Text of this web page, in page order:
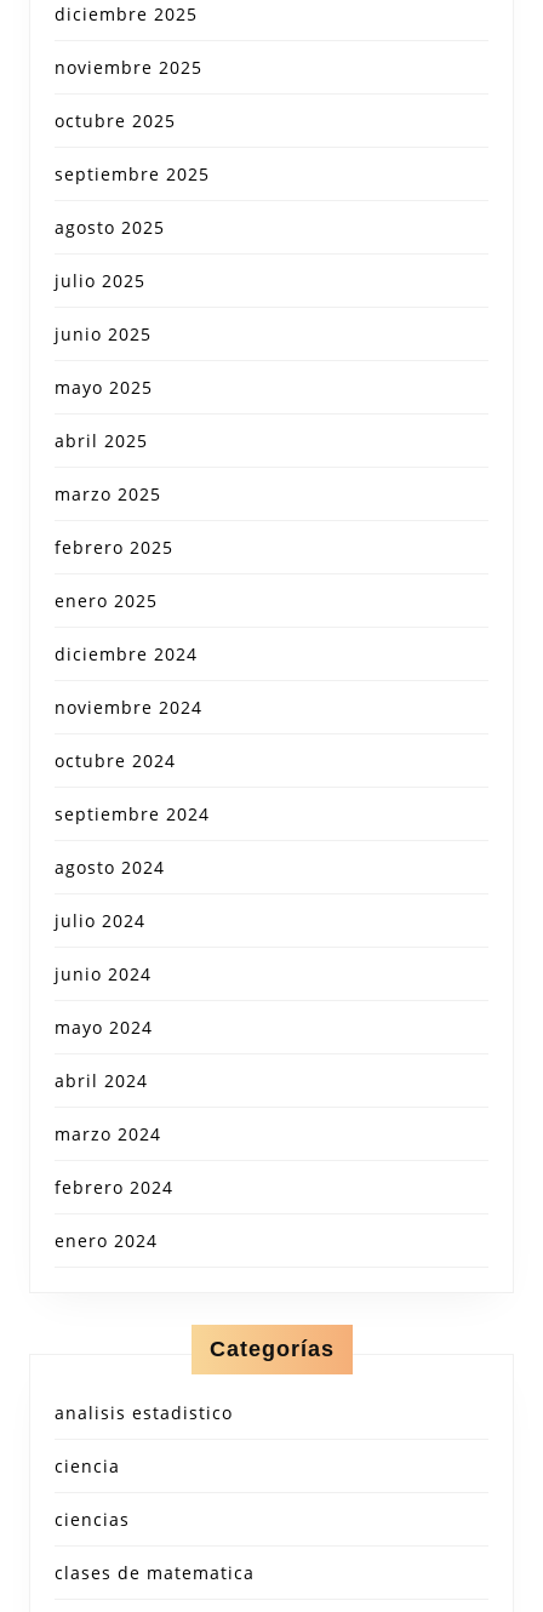
diciembre 2025
noviembre 2025
octubre 2025
septiembre 2025
agosto 2025
julio 2025
junio 2025
mayo 2025
abril 2025
marzo 2025
febrero 2025
enero 2025
diciembre 2024
noviembre 2024
octubre 2024
septiembre 2024
agosto 2024
julio 2024
junio 2024
mayo 2024
abril 2024
marzo 2024
febrero 2024
enero 2024
Categorías
analisis estadistico
ciencia
ciencias
clases de matematica